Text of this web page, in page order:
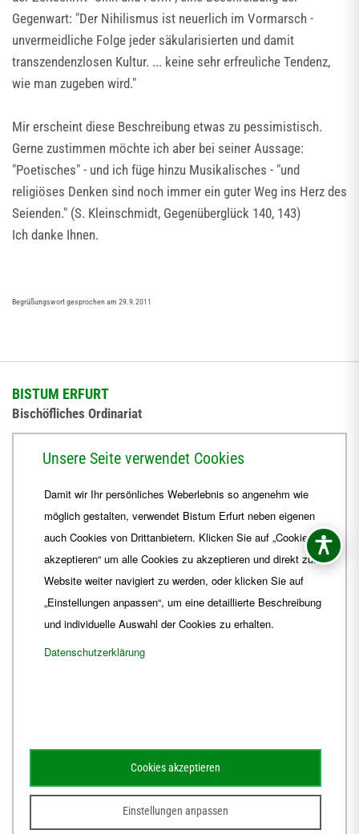
Gegenwart: "Der Nihilismus ist neuerlich im Vormarsch -
unvermeidliche Folge jeder säkularisierten und damit
transzendenzlosen Kultur. ... keine sehr erfreuliche Tendenz,
wie man zugeben wird."
Mir erscheint diese Beschreibung etwas zu pessimistisch.
Gerne zustimmen möchte ich aber bei seiner Aussage:
"Poetisches" - und ich füge hinzu Musikalisches - "und
religiöses Denken sind noch immer ein guter Weg ins Herz des
Seienden." (S. Kleinschmidt, Gegenüberglück 140, 143)
Ich danke Ihnen.
Begrüßungswort gesprochen am 29.9.2011
BISTUM ERFURT
Bischöfliches Ordinariat
+49 361 6572-444
ordinariat Bistum-Erfurt.de
Schematismus Amtsblatt
© 2026Webdesign für Jena von der DATA HORIZON Digitalagentur
Unsere Seite verwendet Cookies
Damit wir Ihr persönliches Weberlebnis so angenehm wie
möglich gestalten, verwendet Bistum Erfurt neben eigenen
auch Cookies von Drittanbietern. Klicken Sie auf „Cookies
akzeptieren“ um alle Cookies zu akzeptieren und direkt zur
Website weiter navigiert zu werden, oder klicken Sie auf
„Einstellungen anpassen“, um eine detaillierte Beschreibung
und individuelle Auswahl der Cookies zu erhalten.
Datenschutzerklärung
Einstellungen anpassen
Cookies akzeptieren